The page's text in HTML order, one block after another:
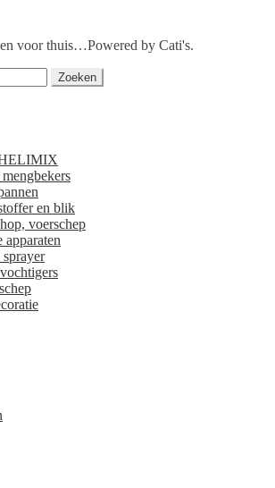
voor thuis…Powered by Cati's.
Zoeken
en blik
voerschep
apparaten